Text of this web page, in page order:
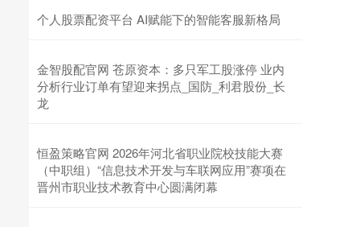
个人股票配资平台 AI赋能下的智能客服新格局
金智股配官网 苍原资本：多只军工股涨停 业内
分析行业订单有望迎来拐点_国防_利君股份_长
龙
恒盈策略官网 2026年河北省职业院校技能大赛
（中职组）“信息技术开发与车联网应用”赛项在
晋州市职业技术教育中心圆满闭幕